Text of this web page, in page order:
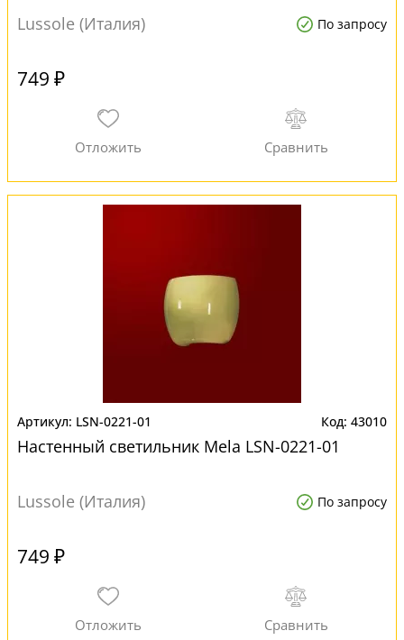
Lussole (Италия) По запросу
749 ₽
LSN-0221-01 43010
Настенный светильник Mela LSN-0221-01
Lussole (Италия) По запросу
749 ₽